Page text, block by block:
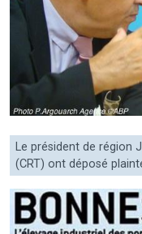
Le président de région
(CRT) ont déposé